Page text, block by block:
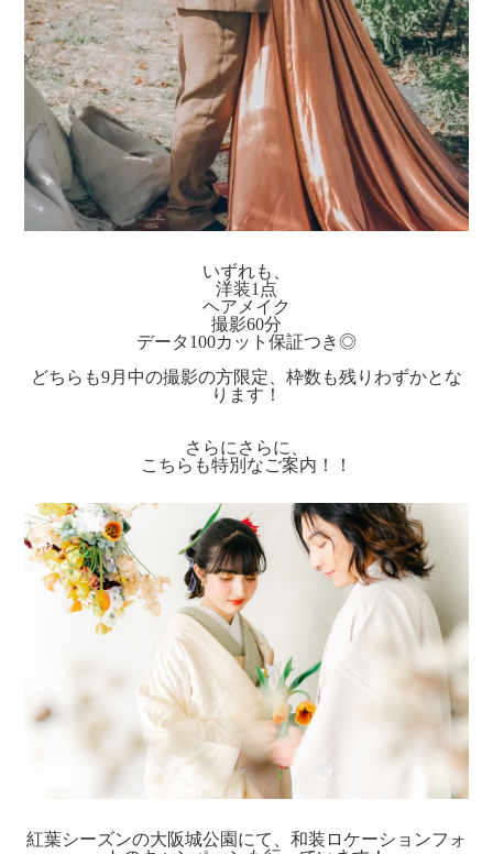
いずれも、
洋装1点
ヘアメイク
撮影60分
データ100カット保証つき◎
どちらも9月中の撮影の方限定、枠数も残りわずかとな
ります！
さらにさらに、
こちらも特別なご案内！！
紅葉シーズンの大阪城公園にて、和装ロケーションフォ